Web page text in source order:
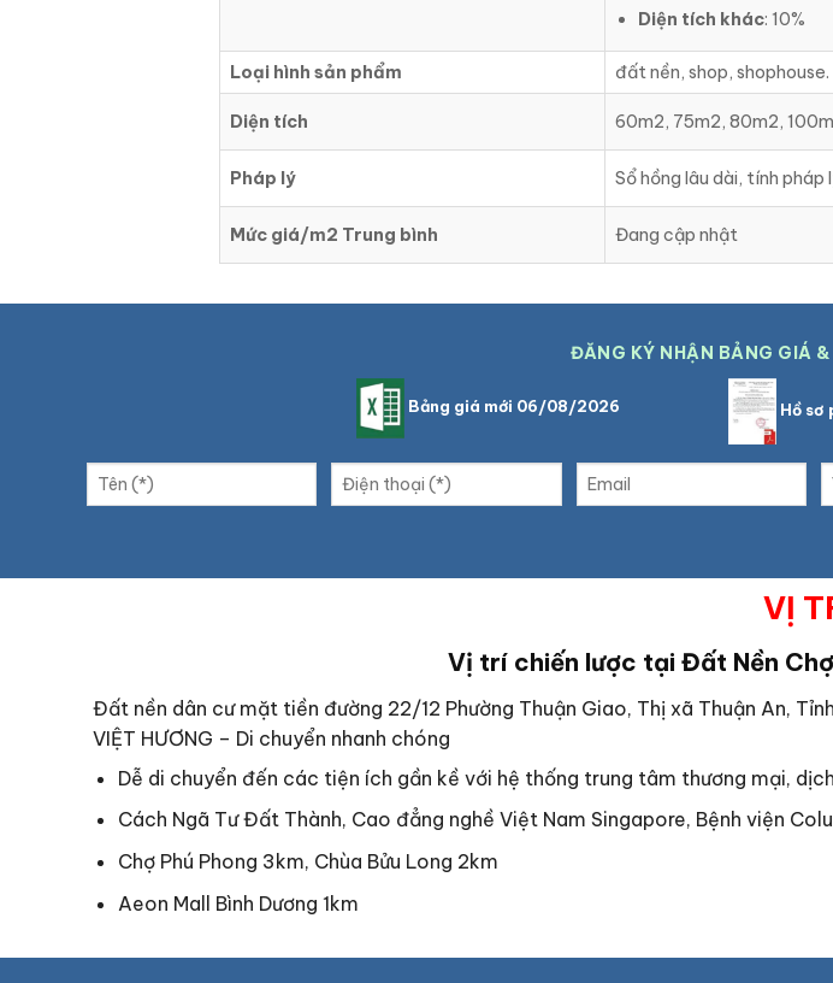
Diện tích khác: 10%
Loại hình sản phẩm đất nền, shop, shophouse.
Diện tích 60m2, 75m2, 80m2,
Pháp lý Sổ hồng lâu dài, tính pháp
Mức giá/m2 Trung bình Đang cập nhật
ĐĂNG KÝ NHẬN BẢNG GIÁ
Bảng giá mới 06/08/2026 Hồ sơ
VỊ
Vị trí chiến lược tại Đất Nền
Đất nền dân cư mặt tiền đường 22/12 Phường Thuận Giao, Thị xã Thuận An,
VIỆT HƯƠNG – Di chuyển nhanh chóng
Dễ di chuyển đến các tiện ích gần kề với hệ thống trung tâm thương mại,
Cách Ngã Tư Đất Thành, Cao đẳng nghề Việt Nam Singapore, Bệnh viện
Chợ Phú Phong 3km, Chùa Bửu Long 2km
Aeon Mall Bình Dương 1km